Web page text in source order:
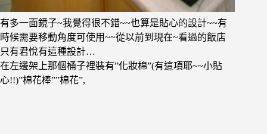
有多一面鏡子~我覺得很不錯~~也算是貼心的設計~~有
時候需要移動角度可使用~~從以前到現在~看過的飯店
只有君悅有這種設計…
在左邊架上那個桶子裡裝有”化妝棉”(有這項耶~~小貼
心!!)”棉花棒””棉花”,